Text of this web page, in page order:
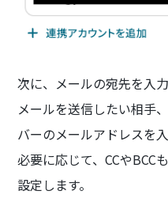
次に、メールの宛先を入力
メールを送信したい相手
バーのメールアドレスを
必要に応じて、CCやBCC
設定します。